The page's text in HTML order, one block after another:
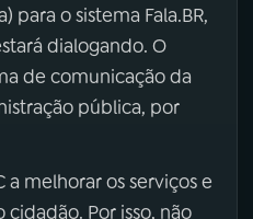
para o sistema Fala.BR,
dialogando. O
de comunicação da
pública, por
a melhorar os serviços e
Por isso, não